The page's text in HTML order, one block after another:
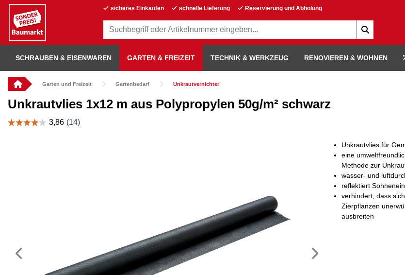
sicheres Einkaufen schnelle Lieferung Reservierung und Abholung
SCHRAUBEN & EISENWAREN GARTEN & FREIZEIT TECHNIK & WERKZEUG RENOVIEREN & WOHNEN
Garten und Freizeit Gartenbedarf Unkrautvernichter
Unkrautvlies 1x12 m aus Polypropylen 50g/m² schwarz
Vorheriges
Unkrautvlies für
eine
Methode zur
wasser- und
reflektiert
verhindert, dass
Zierpflanzen
ausbreiten